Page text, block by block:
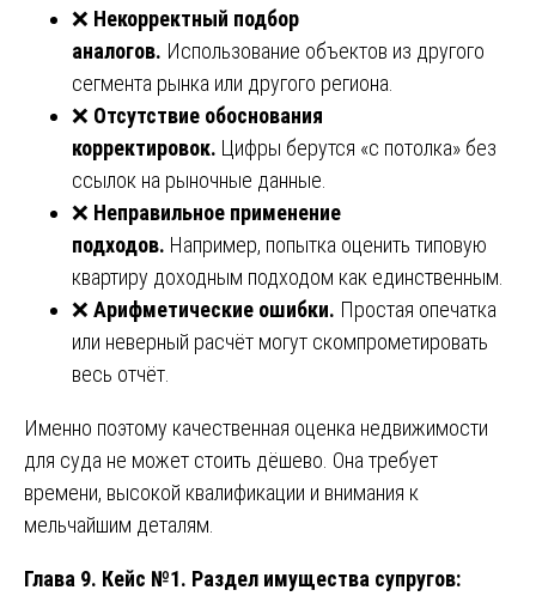
❌ Некорректный подбор
аналогов. Использование объектов из другого
сегмента рынка или другого региона.
❌ Отсутствие обоснования
корректировок. Цифры берутся «с потолка» без
ссылок на рыночные данные.
❌ Неправильное применение
подходов. Например, попытка оценить типовую
квартиру доходным подходом как единственным.
❌ Арифметические ошибки. Простая опечатка
или неверный расчёт могут скомпрометировать
весь отчёт.
Именно поэтому качественная оценка недвижимости
для суда не может стоить дёшево. Она требует
времени, высокой квалификации и внимания к
мельчайшим деталям.
Глава 9. Кейс №1. Раздел имущества супругов: